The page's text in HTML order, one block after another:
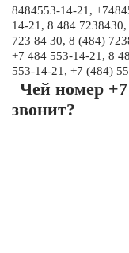
8484553-14-21,
14-21, 8 484
723 84 30, 8 (484)
+7 484 553-14-21, 8
553-14-21, +7 (484)
Чей номер +7
звонит?